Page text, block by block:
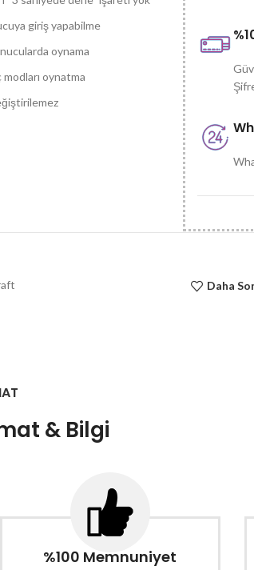
giriş yapabilme
oynama
oynatma
Daha
& Bilgi
%100 Memnuniyet